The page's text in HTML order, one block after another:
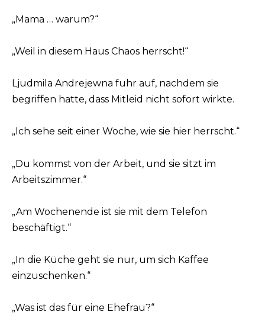
„Mama … warum?“
„Weil in diesem Haus Chaos herrscht!“
Ljudmila Andrejewna fuhr auf, nachdem sie
begriffen hatte, dass Mitleid nicht sofort wirkte.
„Ich sehe seit einer Woche, wie sie hier herrscht.“
„Du kommst von der Arbeit, und sie sitzt im
Arbeitszimmer.“
„Am Wochenende ist sie mit dem Telefon
beschäftigt.“
„In die Küche geht sie nur, um sich Kaffee
einzuschenken.“
„Was ist das für eine Ehefrau?“